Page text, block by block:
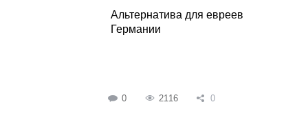
Альтернатива для евреев
Германии
0 2116 0